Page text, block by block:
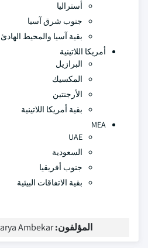
أستراليا
جنوب شرق آسيا
بقية آسيا والمحيط الهادئ
أمريكا اللاتينية
البرازيل
المكسيك
الأرجنتين
بقية أمريكا اللاتينية
MEA
UAE
السعودية
جنوب أفريقيا
بقية الاتفاقات البيئية
المؤلفون:Ambekar